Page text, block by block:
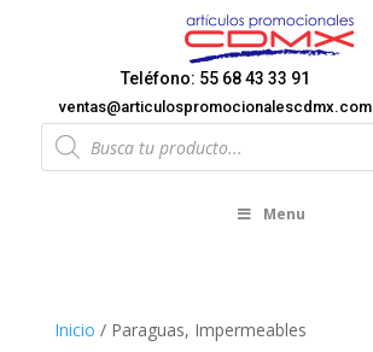
Teléfono: 55 68 43 33 91
ventas@articulospromocionalescdmx.com
Products
search
Menu
Inicio / Paraguas, Impermeables